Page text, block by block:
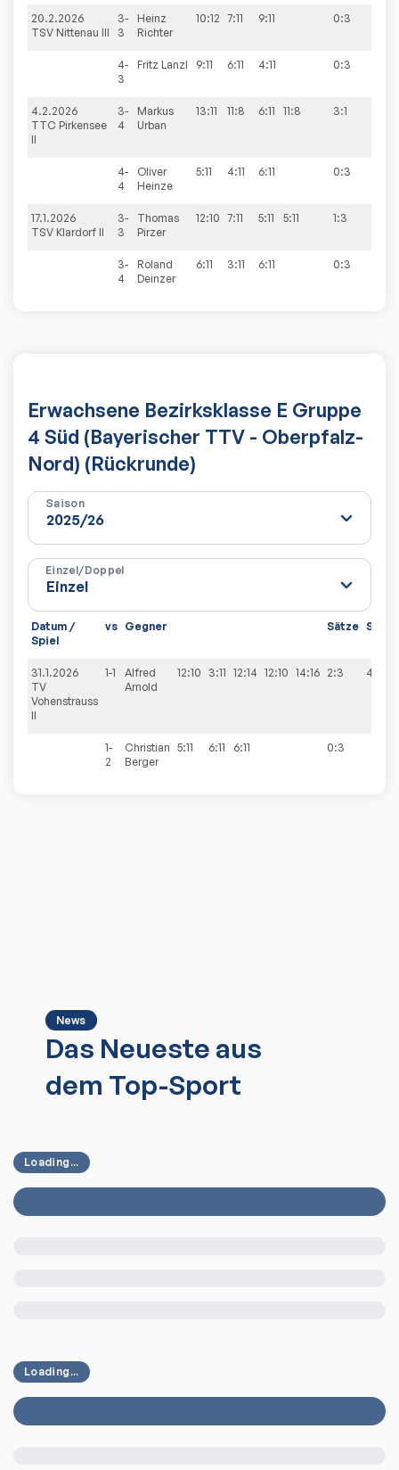
20.2.2026
TSV Nittenau III
3-
3
Heinz
Richter
10:12 7:11 9:11 0:3
4-
3
Fritz Lanzl 9:11 6:11 4:11 0:3
4.2.2026
TTC Pirkensee
II
3-
4
Markus
Urban
13:11 11:8 6:11 11:8 3:1
4-
4
Oliver
Heinze
5:11 4:11 6:11 0:3
17.1.2026
TSV Klardorf II
3-
3
Thomas
Pirzer
12:10 7:11 5:11 5:11 1:3
3-
4
Roland
Deinzer
6:11 3:11 6:11 0:3
Erwachsene Bezirksklasse E Gruppe
4 Süd (Bayerischer TTV - Oberpfalz-
Nord) (Rückrunde)
Saison
Einzel/Doppel
Datum /
Spiel
vs Gegner Sätze
31.1.2026
TV
Vohenstrauss
II
1-1
Alfred
Arnold
12:10 3:11 12:14 12:10 14:16 2:3 4:6
1-
2
Christian
Berger
5:11 6:11 6:11 0:3
News
Das Neueste aus
dem Top-Sport
Loading...
Loading...